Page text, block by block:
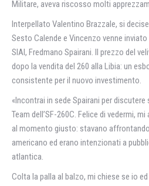
Militare, aveva riscosso molti
Interpellato Valentino Brazzale, si
Sesto Calende e Vincenzo venne
SIAI, Fredmano Spairani. Il prezzo del
dopo la vendita del 260 alla Libia: un
consistente per il nuovo investimento.
«Incontrai in sede Spairani per discutere
Team dell’SF-260C. Felice di vedermi,
al momento giusto: stavano
americano ed erano intenzionati a
atlantica.
Colta la palla al balzo, mi chiese se io